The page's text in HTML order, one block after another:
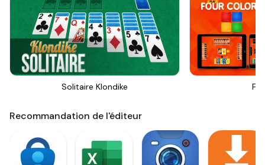
Solitaire Klondike
Recommandation de l'éditeur